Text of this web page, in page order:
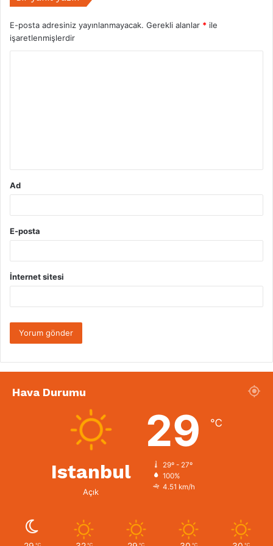
E-posta adresiniz yayınlanmayacak. Gerekli alanlar * ile
işaretlenmişlerdir
Ad
E-posta
İnternet sitesi
Hava Durumu
Istanbul
Açık
29 ℃
29º - 27º
100%
4.51 km/h